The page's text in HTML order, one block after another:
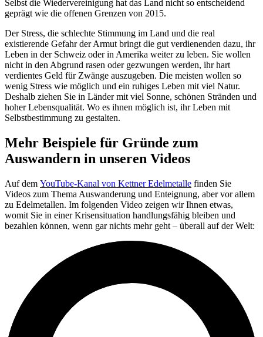
Selbst die Wiedervereinigung hat das Land nicht so entscheidend
geprägt wie die offenen Grenzen von 2015.
Der Stress, die schlechte Stimmung im Land und die real
existierende Gefahr der Armut bringt die gut verdienenden dazu, ihr
Leben in der Schweiz oder in Amerika weiter zu leben. Sie wollen
nicht in den Abgrund rasen oder gezwungen werden, ihr hart
verdientes Geld für Zwänge auszugeben. Die meisten wollen so
wenig Stress wie möglich und ein ruhiges Leben mit viel Natur.
Deshalb ziehen Sie in Länder mit viel Sonne, schönen Stränden und
hoher Lebensqualität. Wo es ihnen möglich ist, ihr Leben mit
Selbstbestimmung zu gestalten.
Mehr Beispiele für Gründe zum
Auswandern in unseren Videos
Auf dem YouTube-Kanal von Kettner Edelmetalle finden Sie
Videos zum Thema Auswanderung und Enteignung, aber vor allem
zu Edelmetallen. Im folgenden Video zeigen wir Ihnen etwas,
womit Sie in einer Krisensituation handlungsfähig bleiben und
bezahlen können, wenn gar nichts mehr geht – überall auf der Welt: